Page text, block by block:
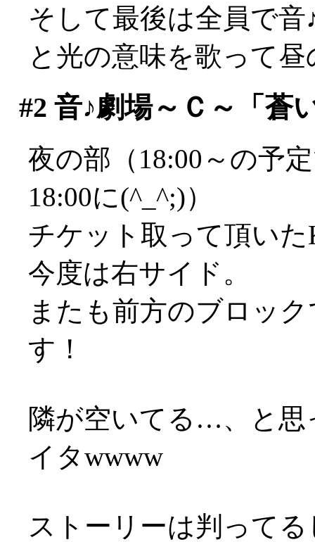
そして最後は全員で
と光の意味を歌って
#2 音♪劇場～Ｃ～「蒼
夜の部（18:00～の予
18:00に(^_^;)）
チケット取って頂い
今度は右サイド。
またも前方のブロッ
す！
隣が空いてる…、と思
イタwwww
ストーリーは判って